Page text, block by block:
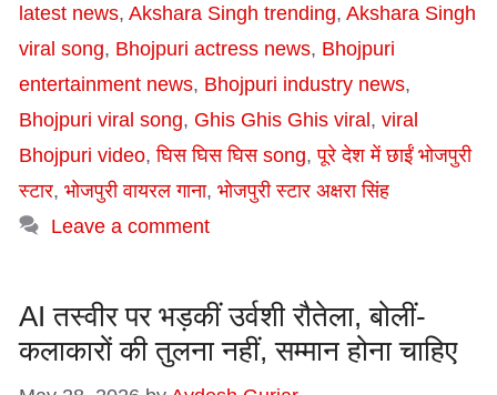
latest news, Akshara Singh trending, Akshara Singh
viral song, Bhojpuri actress news, Bhojpuri
entertainment news, Bhojpuri industry news,
Bhojpuri viral song, Ghis Ghis Ghis viral, viral
Bhojpuri video,घिस घिस घिस song,पूरे देश में छाईं भोजपुरी
स्टार, भोजपुरी वायरल गाना, भोजपुरी स्टार अक्षरा सिंह
Leave a comment
AI तस्वीर पर भड़कीं उर्वशी रौतेला, बोलीं-
कलाकारों की तुलना नहीं, सम्मान होना चाहिए